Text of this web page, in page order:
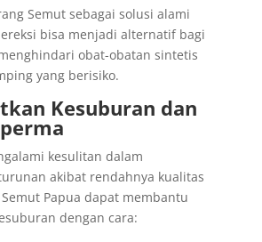
Semut sebagai solusi alami
bisa menjadi alternatif bagi
obat-obatan sintetis
yang berisiko.
Kesuburan dan
kesulitan dalam
akibat rendahnya kualitas
Papua dapat membantu
dengan cara: